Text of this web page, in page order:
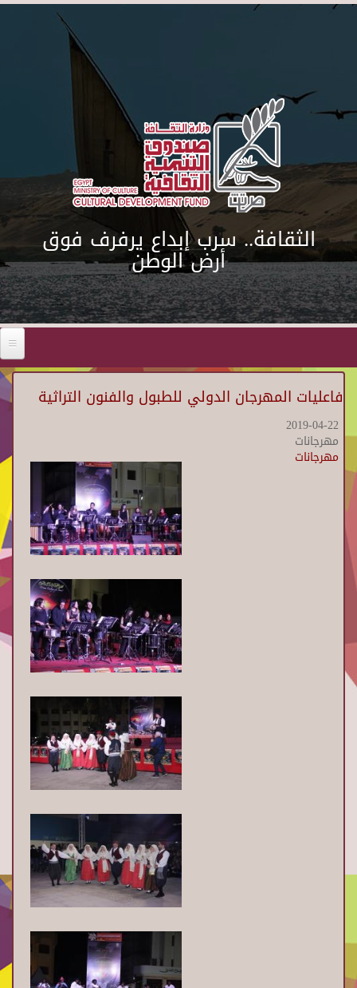
Skip to main content
الثقافة.. سرب إبداع يرفرف فوق
أرض الوطن
فاعليات المهرجان الدولي للطبول والفنون التراثية
2019-04-22
مهرجانات
مهرجانات